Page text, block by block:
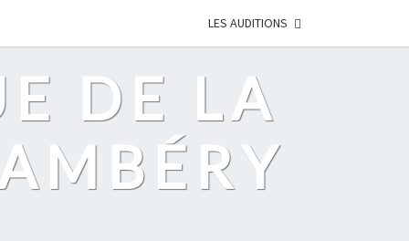
LES AUDITIONS
DE LA